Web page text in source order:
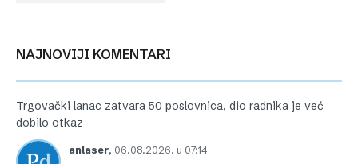
NAJNOVIJI KOMENTARI
Trgovački lanac zatvara 50 poslovnica, dio radnika je već
dobilo otkaz
anlaser, 06.08.2026. u 07:14